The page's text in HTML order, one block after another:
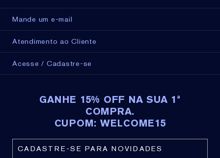
Mande um e-mail
Atendimento ao Cliente
Acesse / Cadastre-se
GANHE 15% OFF NA SUA 1ª
COMPRA.
CUPOM: WELCOME15